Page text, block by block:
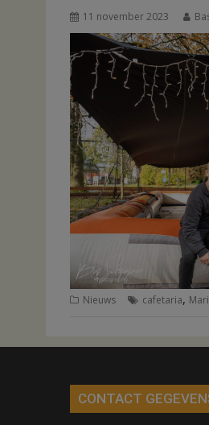
11 november 2023
Nieuws cafetaria,
CONTACT